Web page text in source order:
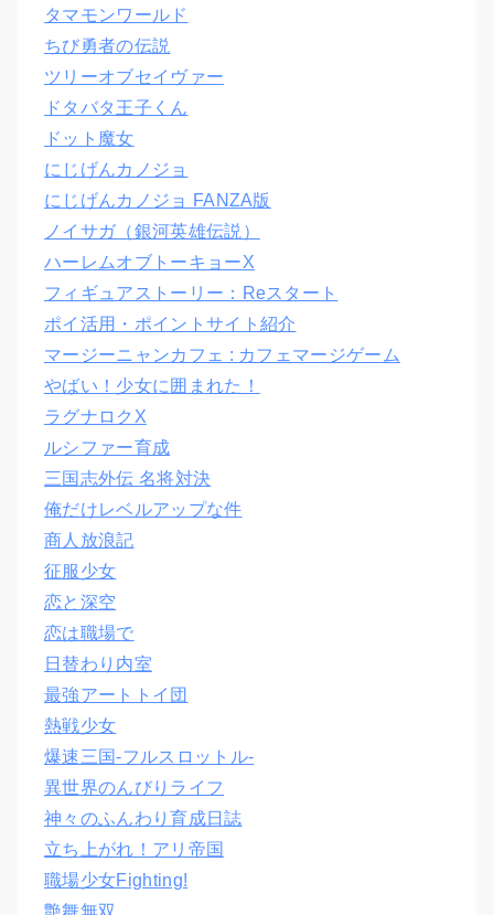
タマモンワールド
ちび勇者の伝説
ツリーオブセイヴァー
ドタバタ王子くん
ドット魔女
にじげんカノジョ
にじげんカノジョ FANZA版
ノイサガ（銀河英雄伝説）
ハーレムオブトーキョーX
フィギュアストーリー：Reスタート
ポイ活用・ポイントサイト紹介
マージーニャンカフェ : カフェマージゲーム
やばい！少女に囲まれた！
ラグナロクX
ルシファー育成
三国志外伝 名将対決
俺だけレベルアップな件
商人放浪記
征服少女
恋と深空
恋は職場で
日替わり内室
最強アートトイ団
熱戦少女
爆速三国‐フルスロットル‐
異世界のんびりライフ
神々のふんわり育成日誌
立ち上がれ！アリ帝国
職場少女Fighting!
艶舞無双